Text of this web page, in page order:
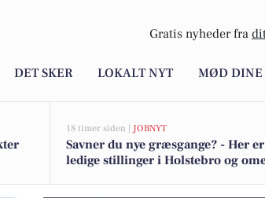
Gratis nyheder fra
DET SKER LOKALT NYT MØD DINE
18 timer siden | JOBNYT
Savner du nye græsgange? - Her
ledige stillinger i Holstebro og